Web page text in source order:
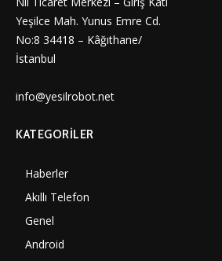
Yeşilce Mah. Yunus Emre Cd.
No:8 34418 – Kâğıthane/
İstanbul
info@yesilrobot.net
KATEGORILER
Haberler
Akıllı Telefon
Genel
Android